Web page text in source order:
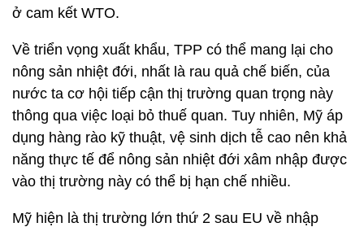
ở cam kết WTO.
Về triển vọng xuất khẩu, TPP có thể mang lại cho
nông sản nhiệt đới, nhất là rau quả chế biến, của
nước ta cơ hội tiếp cận thị trường quan trọng này
thông qua việc loại bỏ thuế quan. Tuy nhiên, Mỹ áp
dụng hàng rào kỹ thuật, vệ sinh dịch tễ cao nên khả
năng thực tế để nông sản nhiệt đới xâm nhập được
vào thị trường này có thể bị hạn chế nhiều.
Mỹ hiện là thị trường lớn thứ 2 sau EU về nhập